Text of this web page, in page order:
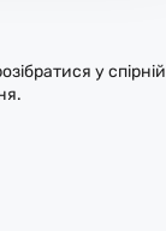
у спірній